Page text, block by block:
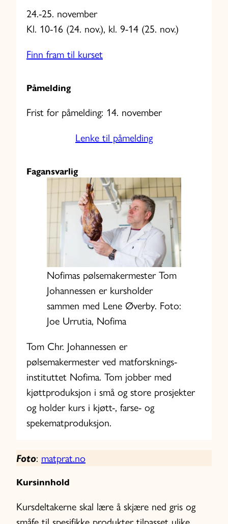
24.-25. november
Kl. 10-16 (24. nov.), kl. 9-14 (25. nov.)
Finn fram til kurset
Påmelding
Frist for påmelding: 14. november
Lenke til påmelding
Fagansvarlig
Nofimas pølsemakermester Tom
Johannessen er kursholder
sammen med Lene Øverby. Foto:
Joe Urrutia, Nofima
Tom Chr. Johannessen er
pølsemakermester ved matforsknings-
instituttet Nofima. Tom jobber med
kjøttproduksjon i små og store prosjekter
og holder kurs i kjøtt-, farse- og
spekematproduksjon.
Foto: matprat.no
Kursinnhold
Kursdeltakerne skal lære å skjære ned gris og